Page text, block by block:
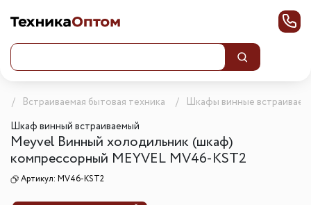
Встраиваемая бытовая техника
Шкафы винные
Шкаф винный встраиваемый
Meyvel Винный холодильник (шкаф)
компрессорный MEYVEL MV46-KST2
Артикул: MV46-KST2